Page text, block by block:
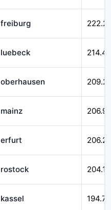
freiburg
luebeck
oberhausen
mainz
erfurt
rostock
kassel